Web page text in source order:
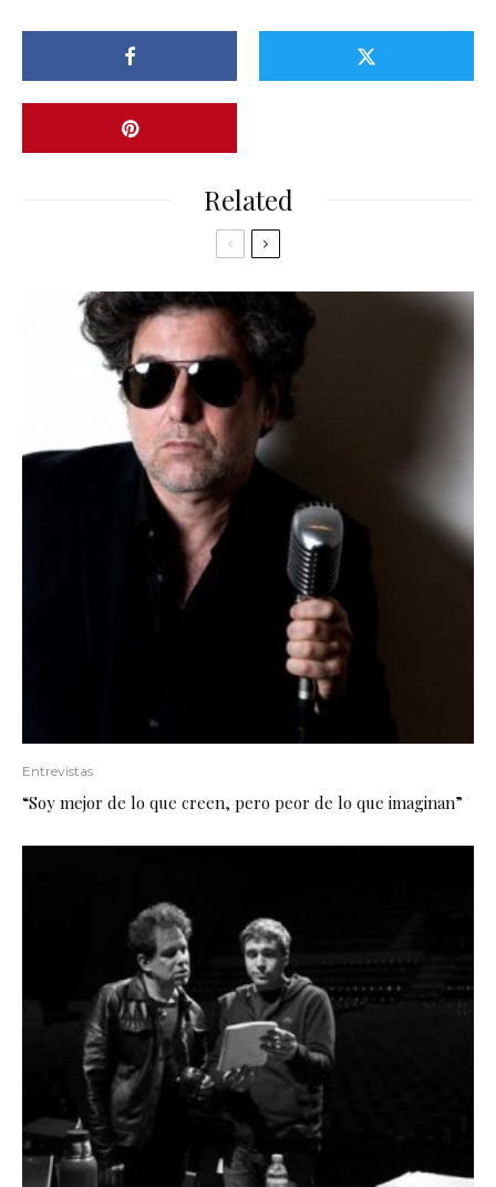
Related
Entrevistas
“Soy mejor de lo que creen, pero peor de lo que imaginan”